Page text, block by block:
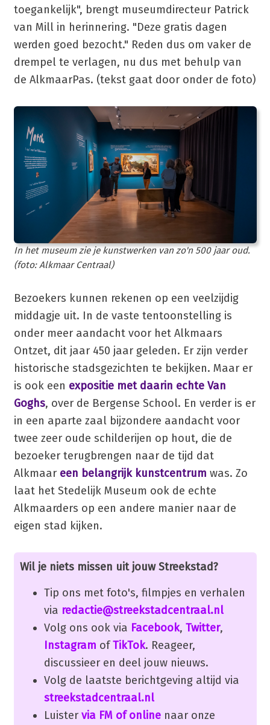
toegankelijk", brengt museumdirecteur Patrick
van Mill in herinnering. "Deze gratis dagen
werden goed bezocht." Reden dus om vaker de
drempel te verlagen, nu dus met behulp van
de AlkmaarPas. (tekst gaat door onder de foto)
In het museum zie je kunstwerken van zo'n 500 jaar oud.
(foto: Alkmaar Centraal)
Bezoekers kunnen rekenen op een veelzijdig
middagje uit. In de vaste tentoonstelling is
onder meer aandacht voor het Alkmaars
Ontzet, dit jaar 450 jaar geleden. Er zijn verder
historische stadsgezichten te bekijken. Maar er
is ook een expositie met daarin echte Van
Goghs, over de Bergense School. En verder is er
in een aparte zaal bijzondere aandacht voor
twee zeer oude schilderijen op hout, die de
bezoeker terugbrengen naar de tijd dat
Alkmaar een belangrijk kunstcentrum was. Zo
laat het Stedelijk Museum ook de echte
Alkmaarders op een andere manier naar de
eigen stad kijken.
Wil je niets missen uit jouw Streekstad?
Tip ons met foto's, filmpjes en verhalen
via redactie@streekstadcentraal.nl
Volg ons ook via Facebook, Twitter,
Instagram ofTikTok. Reageer,
discussieer en deel jouw nieuws.
Volg de laatste berichtgeving altijd via
streekstadcentraal.nl
Luister via FM of onlinenaar onze